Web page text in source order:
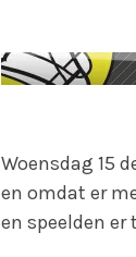
Woensdag 15
en omdat er
en speelden